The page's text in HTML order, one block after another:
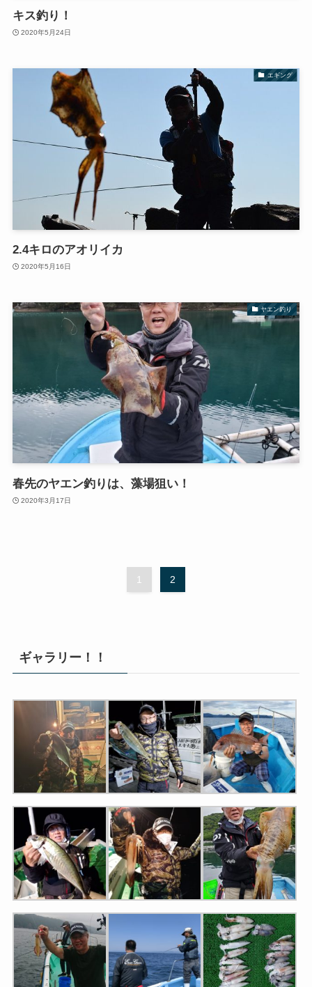
キス釣り！
2020年5月24日
エギング
2.4キロのアオリイカ
2020年5月16日
ヤエン釣り
春先のヤエン釣りは、藻場狙い！
2020年3月17日
1 2
ギャラリー！！